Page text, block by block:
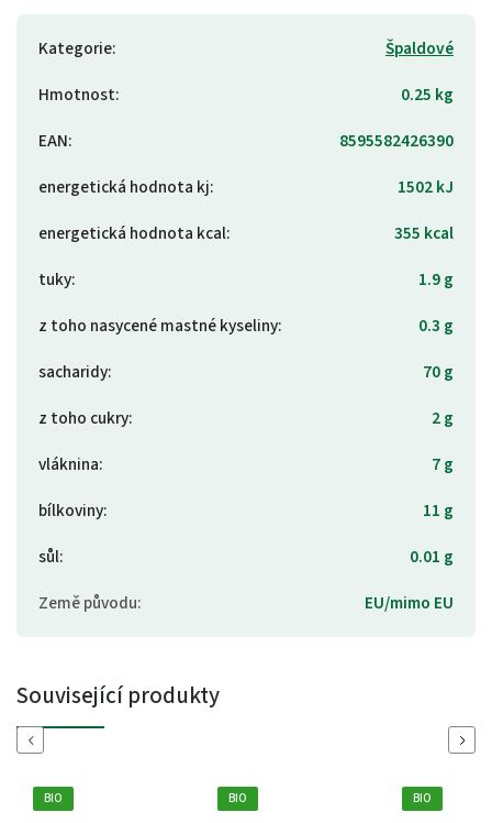
Kategorie:
Špaldové
Hmotnost:
0.25 kg
EAN:
8595582426390
energetická hodnota kj:
1502 kJ
energetická hodnota kcal:
355 kcal
tuky:
1.9 g
z toho nasycené mastné kyseliny:
0.3 g
sacharidy:
70 g
z toho cukry:
2 g
vláknina:
7 g
bílkoviny:
11 g
sůl:
0.01 g
Země původu: EU/mimo EU
Související produkty
Previous
BIO BIO BIO
Next